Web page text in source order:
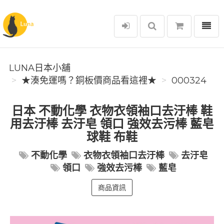
Luna日本小舖
選單
LUNA日本小舖
★湊免運嗎？銅板價商品看這裡★
000324
日本 不動化學 衣物衣領袖口去汙棒 鞋
用去汙棒 去汙皂 領口 強效去污棒 藍皂
球鞋 布鞋
不動化學 衣物衣領袖口去汙棒
去汙皂
領口
強效去污棒 藍皂
商品資訊